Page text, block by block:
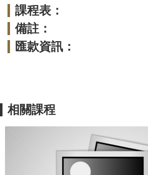
課程表：
備註：
匯款資訊：
相關課程